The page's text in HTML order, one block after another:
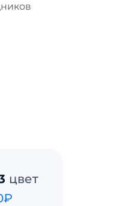
цвет